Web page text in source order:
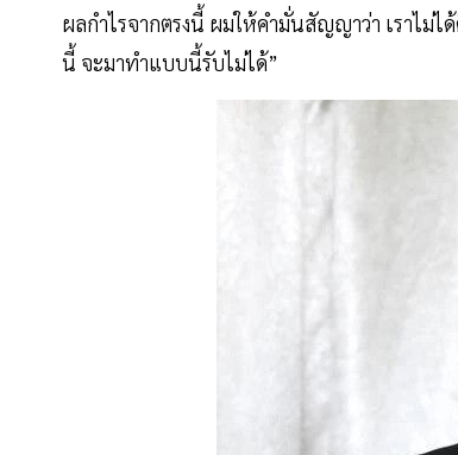
ผลกำไรจากตรงนี้ ผมให้คำมั่นสัญญาว่า เราไม่ไ
นี้ จะมาทำแบบนี้รับไม่ได้”